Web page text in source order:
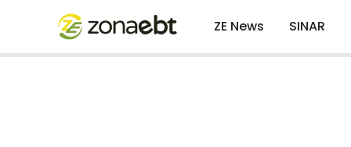
ZE News SINAR